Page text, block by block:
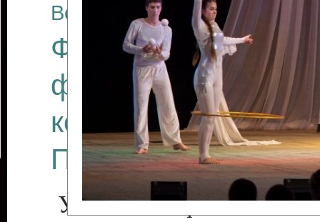
Все отчеты
Финал
фестиваля
коллективов
Приднестровского
Участники фестиваля: